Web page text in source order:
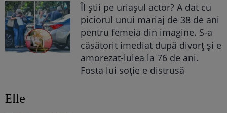
Îl știi pe uriașul actor? A dat cu
piciorul unui mariaj de 38 de ani
pentru femeia din imagine. S-a
căsătorit imediat după divorț și e
amorezat-lulea la 76 de ani.
Fosta lui soție e distrusă
Elle